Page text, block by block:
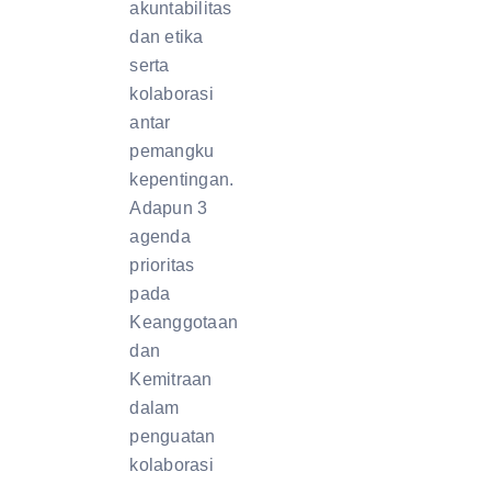
akuntabilitas
dan etika
serta
kolaborasi
antar
pemangku
kepentingan.
Adapun 3
agenda
prioritas
pada
Keanggotaan
dan
Kemitraan
dalam
penguatan
kolaborasi